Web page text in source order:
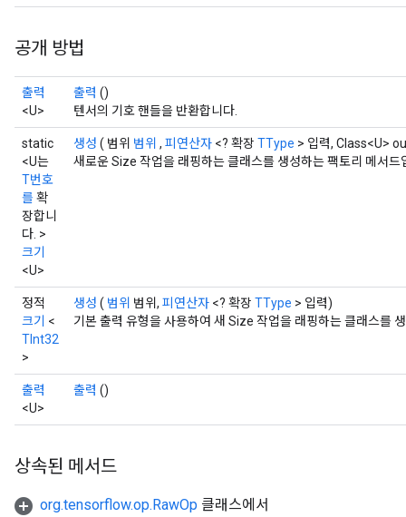
공개 방법
출력
<U>
출력 ()
텐서의 기호 핸들을 반환합니다.
static
<U는
T번호
를확
장합니
다. >
크기
<U>
생성 ( 범위 범위 , 피연산자 <? 확장 TType > 입력, Class<U>
새로운 Size 작업을 래핑하는 클래스를 생성하는 팩토리 메서드
정적
크기 <
TInt32
>
생성 ( 범위 범위, 피연산자 <? 확장 TType > 입력)
기본 출력 유형을 사용하여 새 Size 작업을 래핑하는 클래스를
출력
<U>
출력 ()
상속된 메서드
org.tensorflow.op.RawOp 클래스에서